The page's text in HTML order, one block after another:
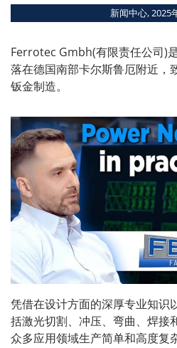
模块
接口
系统要求
支持的机床
新闻中心, 2025
Ferrotec Gmbh(有限责任公司)
落在德国南部卡尔斯鲁厄附近，
钣金制造。
凭借在设计方面的深厚专业知
括激光切割、冲压、弯曲、焊
众多应用领域生产简单和高度复